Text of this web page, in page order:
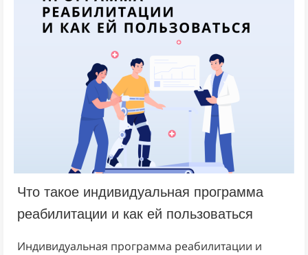
Что такое индивидуальная программа
реабилитации и как ей пользоваться
Индивидуальная программа реабилитации и